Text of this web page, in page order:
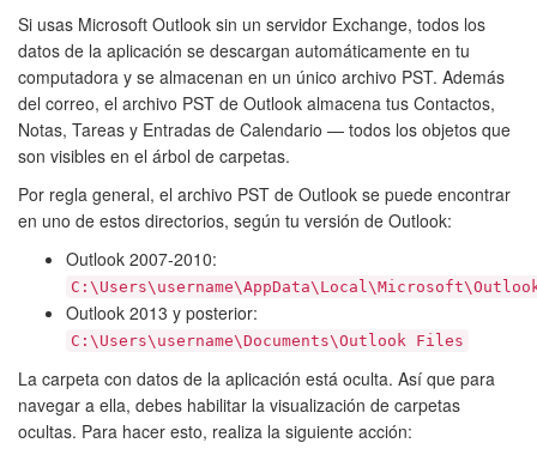
Si usas Microsoft Outlook sin un servidor Exchange, todos los
datos de la aplicación se descargan automáticamente en tu
computadora y se almacenan en un único archivo PST. Además
del correo, el archivo PST de Outlook almacena tus Contactos,
Notas, Tareas y Entradas de Calendario — todos los objetos que
son visibles en el árbol de carpetas.
Por regla general, el archivo PST de Outlook se puede encontrar
en uno de estos directorios, según tu versión de Outlook:
Outlook 2007-2010:
Outlook 2013 y posterior:
C:\Users\username\Documents\Outlook Files
La carpeta con datos de la aplicación está oculta. Así que para
navegar a ella, debes habilitar la visualización de carpetas
ocultas. Para hacer esto, realiza la siguiente acción: